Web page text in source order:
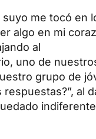
me tocó en
algo en mi
al
uno de
grupo de
respuestas?”, al